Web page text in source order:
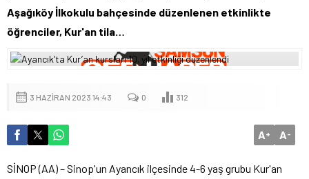
Aşağıköy İlkokulu bahçesinde düzenlenen etkinlikte
öğrenciler, Kur'an tila…
3 HAZIRAN 2023 14:43 0 312
A+ A-
SİNOP (AA) – Sinop'un Ayancık ilçesinde 4-6 yaş grubu Kur'an